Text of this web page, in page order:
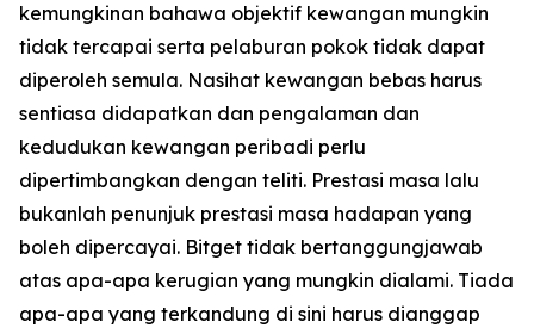
kemungkinan bahawa objektif kewangan mungkin
tidak tercapai serta pelaburan pokok tidak dapat
diperoleh semula. Nasihat kewangan bebas harus
sentiasa didapatkan dan pengalaman dan
kedudukan kewangan peribadi perlu
dipertimbangkan dengan teliti. Prestasi masa lalu
bukanlah penunjuk prestasi masa hadapan yang
boleh dipercayai. Bitget tidak bertanggungjawab
atas apa-apa kerugian yang mungkin dialami. Tiada
apa-apa yang terkandung di sini harus dianggap